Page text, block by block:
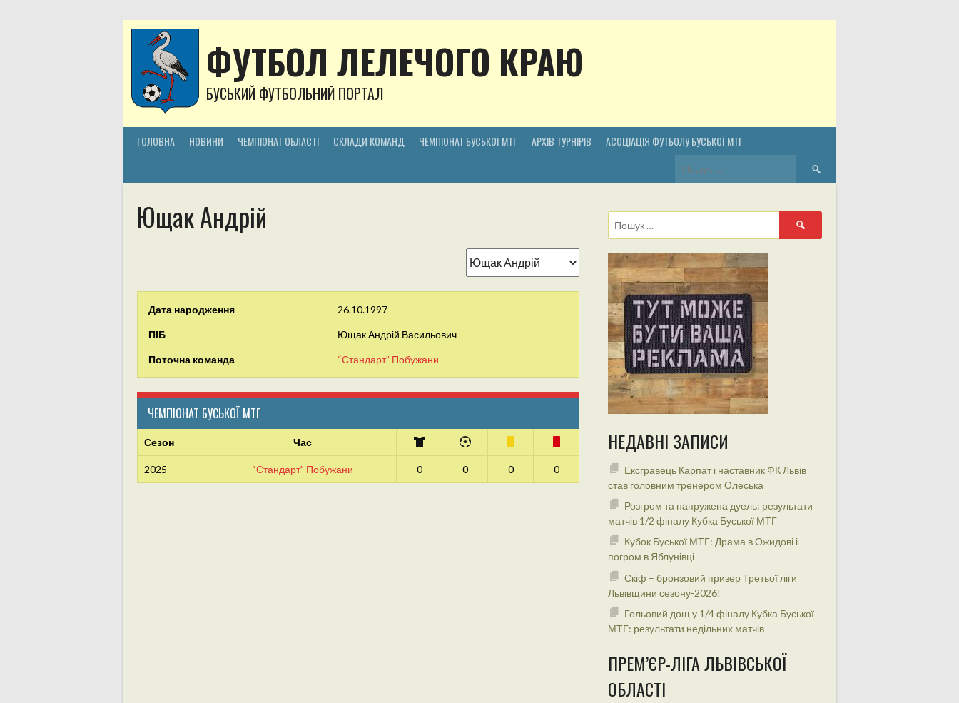
ФУТБОЛ ЛЕЛЕЧОГО КРАЮ
БУСЬКИЙ ФУТБОЛЬНИЙ ПОРТАЛ
ГОЛОВНА НОВИНИ ЧЕМПІОНАТ ОБЛАСТІ СКЛАДИ КОМАНД ЧЕМПІОНАТ БУСЬКОЇ МТГ АРХІВ ТУРНІРІВ АСОЦІАЦІЯ ФУТБОЛУ БУСЬКОЇ МТГ
Пошук:
Ющак Андрій
Дата народження 26.10.1997
ПІБ Ющак Андрій Васильович
Поточна команда “Стандарт” Побужани
ЧЕМПІОНАТ БУСЬКОЇ МТГ
Сезон Час
2025 “Стандарт” Побужани 0 0 0 0
Пошук:
НЕДАВНІ ЗАПИСИ
Ексгравець Карпат і наставник ФК Львів
став головним тренером Олеська
Розгром та напружена дуель: результати
матчів 1/2 фіналу Кубка Буської МТГ
Кубок Буської МТГ: Драма в Ожидові і
погром в Яблунівці
Скіф – бронзовий призер Третьої ліги
Львівщини сезону-2026!
Гольовий дощ у 1/4 фіналу Кубка Буської
МТГ: результати недільних матчів
ПРЕМ’ЄР-ЛІГА ЛЬВІВСЬКОЇ
ОБЛАСТІ